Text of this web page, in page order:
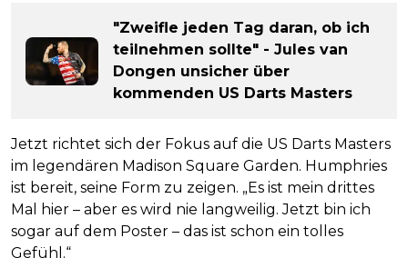
"Zweifle jeden Tag daran, ob ich
teilnehmen sollte" - Jules van
Dongen unsicher über
kommenden US Darts Masters
Jetzt richtet sich der Fokus auf die US Darts Masters
im legendären Madison Square Garden. Humphries
ist bereit, seine Form zu zeigen. „Es ist mein drittes
Mal hier – aber es wird nie langweilig. Jetzt bin ich
sogar auf dem Poster – das ist schon ein tolles
Gefühl.“